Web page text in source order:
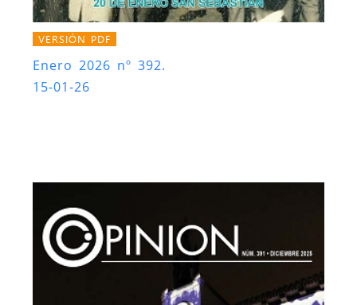
VERSIÓN PDF
Enero 2026 nº 392.
15-01-26